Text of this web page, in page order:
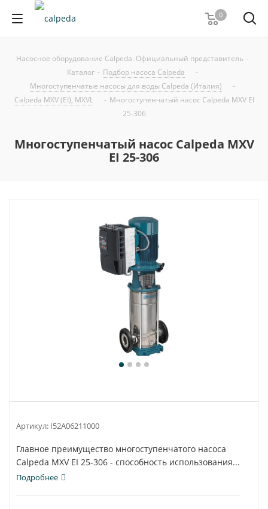
0
Насосное оборудование Calpeda. Официальный представитель -
Каталог - Подбор насоса Calpeda
-
Многоступенчатые насосы для воды Calpeda (Италия)
-
Calpeda MXV (EI), MXVL
- Многоступенчатый насос Calpeda MXV EI
25-306
Многоступенчатый насос Calpeda MXV
EI 25-306
Артикул: I52A06211000
Главное преимущество многоступенчатого насоса
Calpeda MXV EI 25-306 - способность использования...
Подробнее